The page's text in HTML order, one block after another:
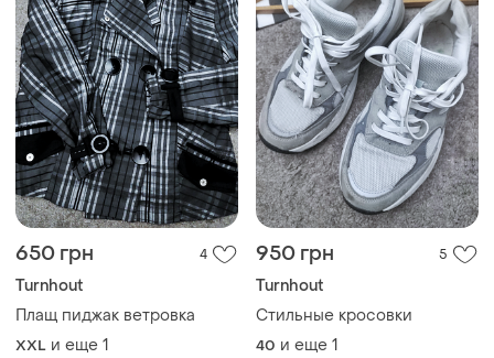
650 грн 4
Turnhout
Плащ пиджак ветровка
XXL и еще 1
950 грн 5
Turnhout
Стильные кросовки
40 и еще 1